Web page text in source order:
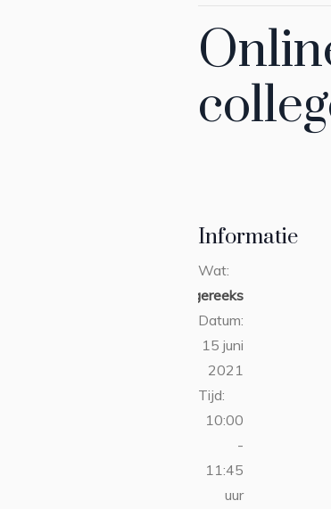
Informatie
Wat:
collegereeks
Datum:
15 juni
2021
Tijd:
10:00
-
11:45
uur